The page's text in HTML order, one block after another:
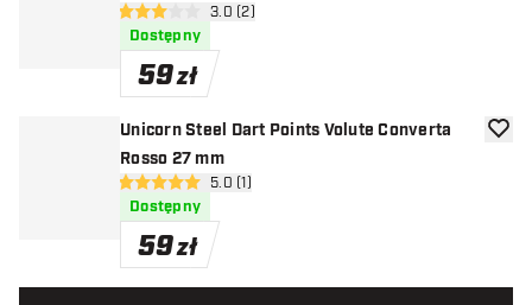
otwórz panel recenzji
3 gwiazdki oceny3.0 (2)
Dostępny
59zł
Unicorn Steel Dart Points Volute Converta
Rosso 27 mm
otwórz panel recenzji
5 gwiazdki oceny
5.0 (1)
Dostępny
59zł